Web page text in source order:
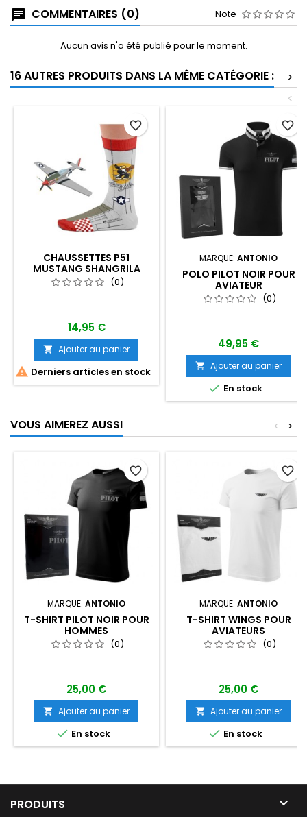
COMMENTAIRES (0) Note
Aucun avis n'a été publié pour le moment.
16 AUTRES PRODUITS DANS LA MÊME CATÉGORIE :
>
<
CHAUSSETTES P51
MUSTANG SHANGRILA
(0)
14,95 €
 Ajouter au panier
 Derniers articles en stock
favorite_border
MARQUE: ANTONIO
POLO PILOT NOIR POUR
AVIATEUR
(0)
49,95 €
 Ajouter au panier
 En stock
favorite_border
VOUS AIMEREZ AUSSI >
<
MARQUE: ANTONIO
T-SHIRT PILOT NOIR POUR
HOMMES
(0)
25,00 €
 Ajouter au panier
 En stock
favorite_border
MARQUE: ANTONIO
T-SHIRT WINGS POUR
AVIATEURS
(0)
25,00 €
 Ajouter au panier
 En stock
favorite_border
PRODUITS 